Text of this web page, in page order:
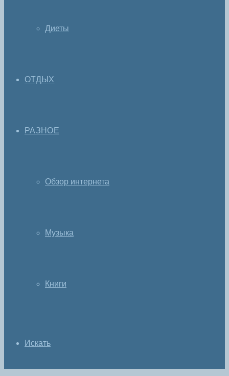
Диеты
ОТДЫХ
РАЗНОЕ
Обзор интернета
Музыка
Книги
Искать